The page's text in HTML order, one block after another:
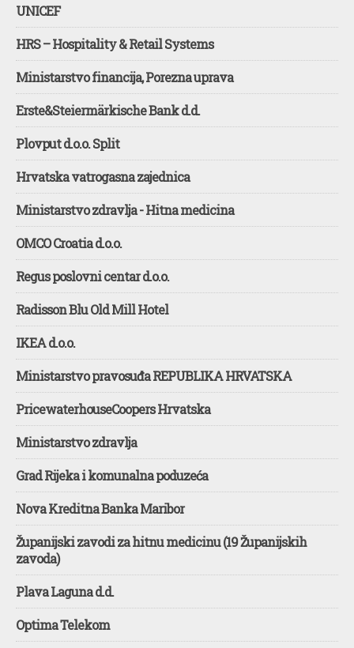
UNICEF
HRS – Hospitality & Retail Systems
Ministarstvo financija, Porezna uprava
Erste&Steiermärkische Bank d.d.
Plovput d.o.o. Split
Hrvatska vatrogasna zajednica
Ministarstvo zdravlja - Hitna medicina
OMCO Croatia d.o.o.
Regus poslovni centar d.o.o.
Radisson Blu Old Mill Hotel
IKEA d.o.o.
Ministarstvo pravosuđa REPUBLIKA HRVATSKA
PricewaterhouseCoopers Hrvatska
Ministarstvo zdravlja
Grad Rijeka i komunalna poduzeća
Nova Kreditna Banka Maribor
Županijski zavodi za hitnu medicinu (19 Županijskih
zavoda)
Plava Laguna d.d.
Optima Telekom